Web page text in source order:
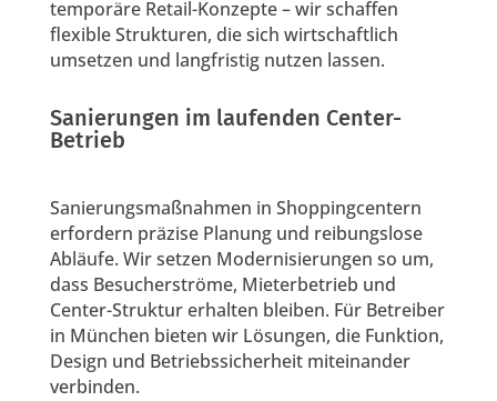
temporäre Retail-Konzepte – wir schaffen
flexible Strukturen, die sich wirtschaftlich
umsetzen und langfristig nutzen lassen.
Sanierungen im laufenden Center-
Betrieb
Sanierungsmaßnahmen in Shoppingcentern
erfordern präzise Planung und reibungslose
Abläufe. Wir setzen Modernisierungen so um,
dass Besucherströme, Mieterbetrieb und
Center-Struktur erhalten bleiben. Für Betreiber
in München bieten wir Lösungen, die Funktion,
Design und Betriebssicherheit miteinander
verbinden.